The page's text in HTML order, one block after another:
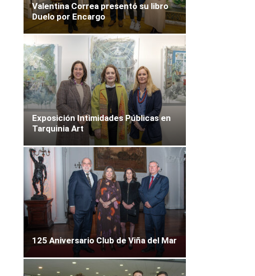
Valentina Correa presentó su libro
Duelo por Encargo
Exposición Intimidades Públicas en
Tarquinia Art
125 Aniversario Club de Viña del Mar